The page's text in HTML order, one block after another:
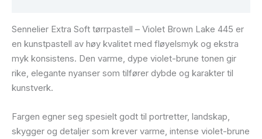
Sennelier Extra Soft tørrpastell – Violet Brown Lake 445 er
en kunstpastell av høy kvalitet med fløyelsmyk og ekstra
myk konsistens. Den varme, dype violet-brune tonen gir
rike, elegante nyanser som tilfører dybde og karakter til
kunstverk.
Fargen egner seg spesielt godt til portretter, landskap,
skygger og detaljer som krever varme, intense violet-brune